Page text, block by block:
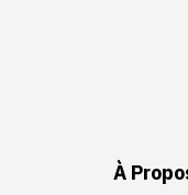
À